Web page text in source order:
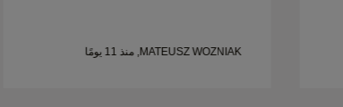
MATEUSZ WOZNIAK, منذ 11 يومًا